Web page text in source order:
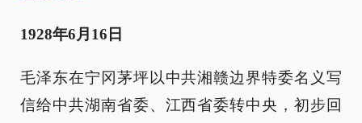
1928年6月16日
毛泽东在宁冈茅坪以中共湘赣边界特委名义写
信给中共湖南省委、江西省委转中央，初步回